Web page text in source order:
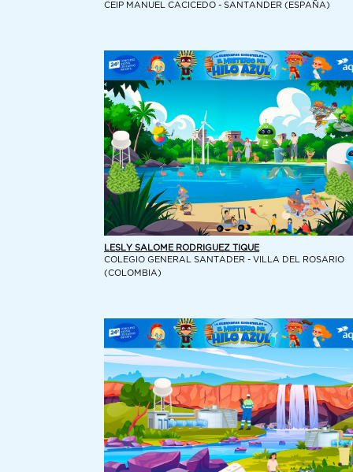
CEIP MANUEL CACICEDO - SANTANDER (ESPAÑA)
LESLY SALOME RODRIGUEZ TIQUE
COLEGIO GENERAL SANTADER - VILLA DEL ROSARIO
(COLOMBIA)